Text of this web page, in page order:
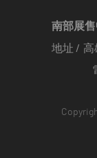
南部展
地址 / 高